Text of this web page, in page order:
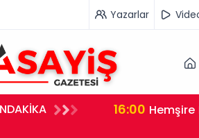
Yazarlar
16:00